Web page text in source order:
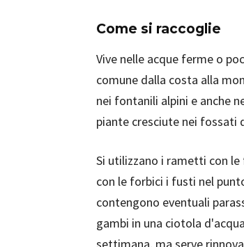
Come si raccoglie
Vive nelle acque ferme o
comune dalla costa alla
nei fontanili alpini e anche
piante cresciute nei fossati
Si utilizzano i rametti con
con le forbici i fusti nel
contengono eventuali
gambi in una ciotola